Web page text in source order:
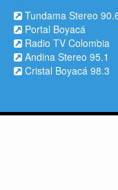
Tundama Stereo
Portal Boyacá
Radio TV Colombia
Andina Stereo 95.1
Cristal Boyacá 98.3